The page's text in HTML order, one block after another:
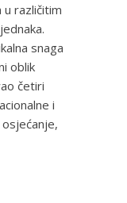
u različitim
snaga
oblik
četiri
i